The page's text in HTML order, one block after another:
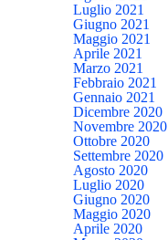
Luglio 2021
Giugno 2021
Maggio 2021
Aprile 2021
Marzo 2021
Febbraio 2021
Gennaio 2021
Dicembre 2020
Novembre 2020
Ottobre 2020
Settembre 2020
Agosto 2020
Luglio 2020
Giugno 2020
Maggio 2020
Aprile 2020